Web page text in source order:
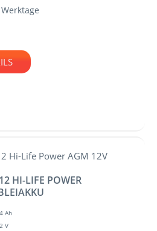
HI-LIFE POWER
Ah
V